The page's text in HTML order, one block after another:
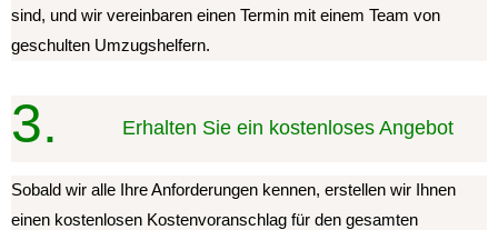
sind, und wir vereinbaren einen Termin mit einem Team von
geschulten Umzugshelfern.
3. Erhalten Sie ein kostenloses Angebot
Sobald wir alle Ihre Anforderungen kennen, erstellen wir Ihnen
einen kostenlosen Kostenvoranschlag für den gesamten